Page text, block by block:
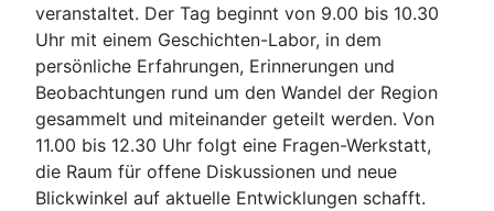
veranstaltet. Der Tag beginnt von 9.00 bis 10.30
Uhr mit einem Geschichten-Labor, in dem
persönliche Erfahrungen, Erinnerungen und
Beobachtungen rund um den Wandel der Region
gesammelt und miteinander geteilt werden. Von
11.00 bis 12.30 Uhr folgt eine Fragen-Werkstatt,
die Raum für offene Diskussionen und neue
Blickwinkel auf aktuelle Entwicklungen schafft.